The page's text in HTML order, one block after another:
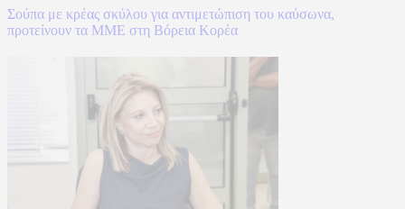
Σούπα με κρέας σκύλου για αντιμετώπιση του καύσωνα,
προτείνουν τα ΜΜΕ στη Βόρεια Κορέα